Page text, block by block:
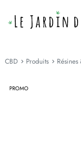
CBD Produits
PROMO